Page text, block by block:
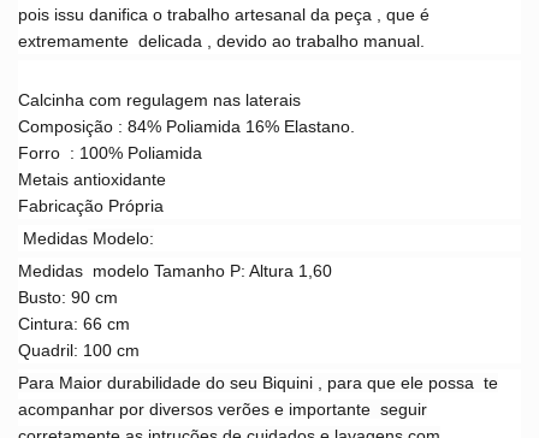
pois issu danifica o trabalho artesanal da peça , que é
extremamente delicada , devido ao trabalho manual.
Calcinha com regulagem nas laterais
Composição : 84% Poliamida 16% Elastano.
Forro : 100% Poliamida
Metais antioxidante
Fabricação Própria
Medidas Modelo:
Medidas modelo Tamanho P: Altura 1,60
Busto: 90 cm
Cintura: 66 cm
Quadril: 100 cm
Para Maior durabilidade do seu Biquini , para que ele possa te
acompanhar por diversos verões e importante seguir